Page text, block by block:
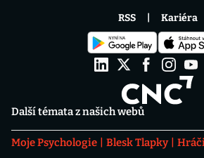
Další témata z našich webů
Moje Psychologie Blesk Tlapky
RSS Kariéra